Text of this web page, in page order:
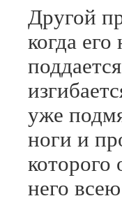
Другой
когда
уже
ноги и
которого
него